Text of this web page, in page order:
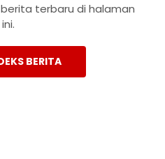
terbaru di halaman
ini.
BERITA